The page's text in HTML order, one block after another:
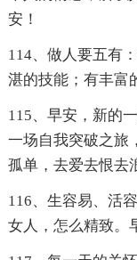
安！
114、做人要五有
湛的技能；有丰富
115、早安，新的
一场自我突破之旅
孤单，去爱去恨去
116、生容易、活
女人，怎么精致。